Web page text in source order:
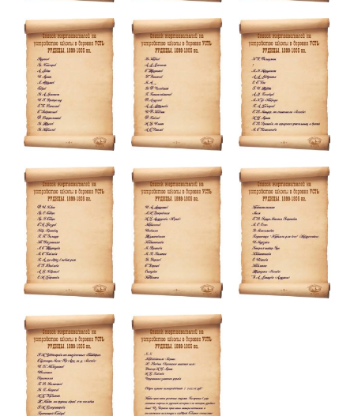
опыт
Для обеспечения
максимально
эффективной работы
нашего сайта во
время вашего
посещения, отказ от
использования этих
файлов cookie
исчезновению
некоторых функций
сайта.
Маркетинг
Делясь своими
интересами и
поведении во время
посещения нашего
сайта, вы повышаете
вероятность того, что
будете получать
персонализированный
контент и